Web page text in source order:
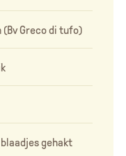
Greco di tufo)
gehakt